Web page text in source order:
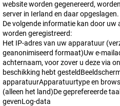
website worden gegenereerd,
server in Ierland en daar opgeslagen.
De volgende informatie kan door
worden geregistreerd:
Het IP-adres van uw apparatuur
geanonimiseerd formaat)Uw e-
achternaam, voor zover u deze via
beschikking hebt
apparatuurApparatuurtype en
(alleen het land)De geprefereerde
gevenLog-data